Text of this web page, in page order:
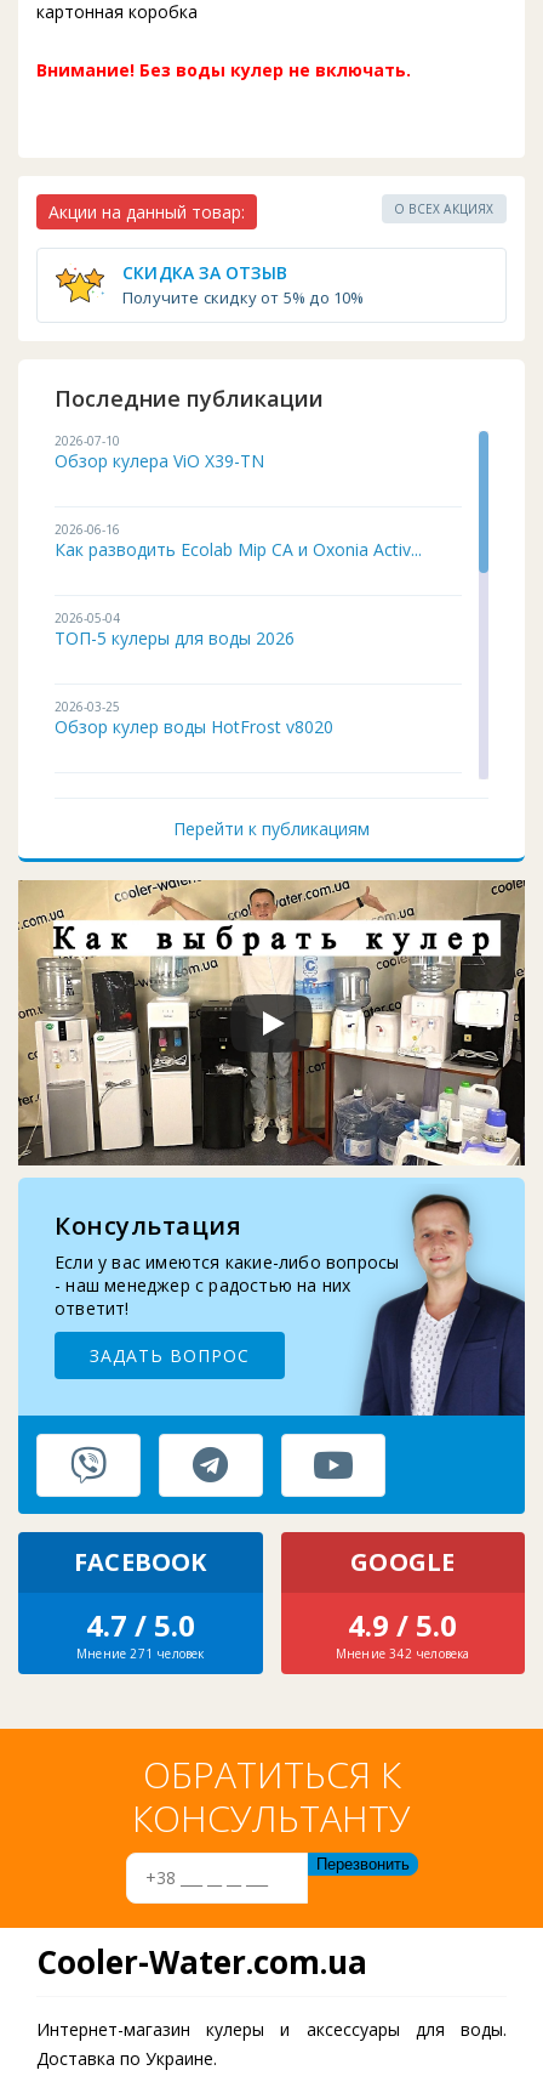
картонная коробка
Внимание! Без воды кулер не включать.
О ВСЕХ АКЦИЯХ
Акции на данный товар:
СКИДКА ЗА ОТЗЫВ
Получите скидку от 5% до 10%
Последние публикации
2026-07-10
Обзор кулера ViO X39-TN
2026-06-16
Как разводить Ecolab Mip CA и Oxonia Activ...
2026-05-04
ТОП-5 кулеры для воды 2026
2026-03-25
Обзор кулер воды HotFrost v8020
2026-01-12
Чистка и дезинфекция кулера для воды своим...
2026-01-05
Кулер воды не работает, не греет и не охла...
2025-11-07
Восстановление верхней крышки кулера
2025-10-29
Запчасти для помпы воды: шланг, носик, про...
2025-09-10
Замена бутыле-приемника кулера для воды
Перейти к публикациям
Консультация
Если у вас имеются какие-либо вопросы
- наш менеджер с радостью на них
ответит!
ЗАДАТЬ ВОПРОС
FACEBOOK
4.7 / 5.0
Мнение 271 человек
GOOGLE
4.9 / 5.0
Мнение 342 человека
ОБРАТИТЬСЯ К
КОНСУЛЬТАНТУ
Cooler-Water.com.ua
Интернет-магазин кулеры и аксессуары для воды.
Доставка по Украине.